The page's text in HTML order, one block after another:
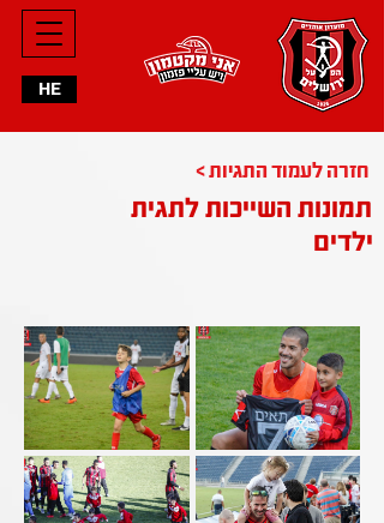
HE
< חזרה לעמוד התגיות
תמונות השייכות לתגית
ילדים